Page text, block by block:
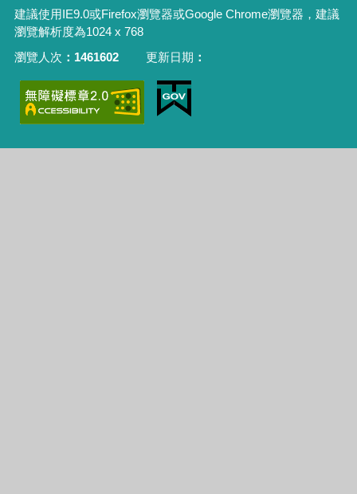
建議使用IE9.0或Firefox瀏覽器或Google Chrome瀏覽器，建議
瀏覽解析度為1024 x 768
瀏覽人次
1461602 更新日期